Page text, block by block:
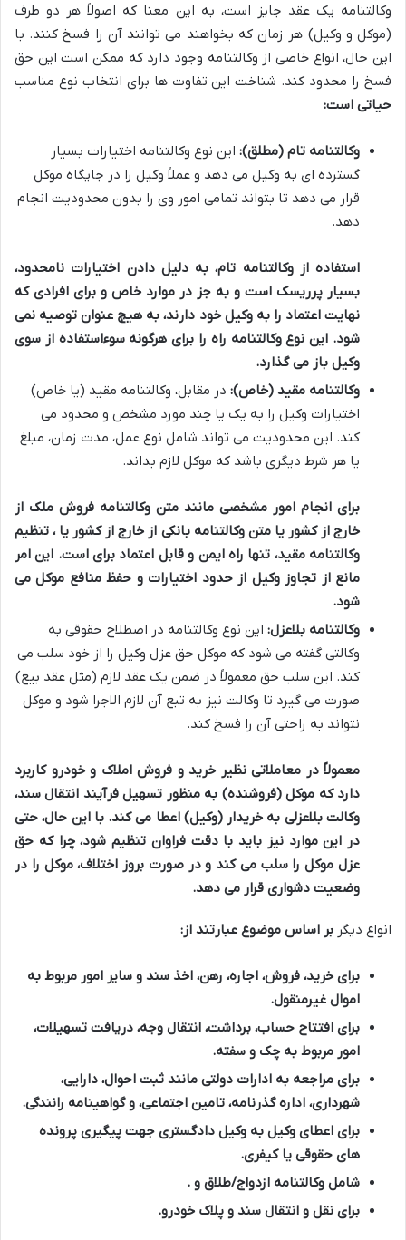
وکالتنامه یک عقد جایز است، به این معنا که اصولاً هر دو طرف
(موکل و وکیل) هر زمان که بخواهند می توانند آن را فسخ کنند. با
این حال، انواع خاصی از وکالتنامه وجود دارد که ممکن است این حق
فسخ را محدود کند. شناخت این تفاوت ها برای انتخاب نوع مناسب
حیاتی است:
وکالتنامه تام (مطلق): این نوع وکالتنامه اختیارات بسیار
گسترده ای به وکیل می دهد و عملاً وکیل را در جایگاه موکل
قرار می دهد تا بتواند تمامی امور وی را بدون محدودیت انجام
دهد.
استفاده از وکالتنامه تام، به دلیل دادن اختیارات نامحدود،
بسیار پرریسک است و به جز در موارد خاص و برای افرادی که
نهایت اعتماد را به وکیل خود دارند، به هیچ عنوان توصیه نمی
شود. این نوع وکالتنامه راه را برای هرگونه سوءاستفاده از سوی
وکیل باز می گذارد.
وکالتنامه مقید (خاص): در مقابل، وکالتنامه مقید (یا خاص)
اختیارات وکیل را به یک یا چند مورد مشخص و محدود می
کند. این محدودیت می تواند شامل نوع عمل، مدت زمان، مبلغ
یا هر شرط دیگری باشد که موکل لازم بداند.
برای انجام امور مشخصی مانند متن وکالتنامه فروش ملک از
خارج از کشور یا متن وکالتنامه بانکی از خارج از کشور یا ، تنظیم
وکالتنامه مقید، تنها راه ایمن و قابل اعتماد برایاست. این امر
مانع از تجاوز وکیل از حدود اختیارات و حفظ منافع موکل می
شود.
وکالتنامه بلاعزل: این نوع وکالتنامه در اصطلاح حقوقی به
وکالتی گفته می شود که موکل حق عزل وکیل را از خود سلب می
کند. این سلب حق معمولاً در ضمن یک عقد لازم (مثل عقد بیع)
صورت می گیرد تا وکالت نیز به تبع آن لازم الاجرا شود و موکل
نتواند به راحتی آن را فسخ کند.
معمولاً در معاملاتی نظیر خرید و فروش املاک و خودرو کاربرد
دارد که موکل (فروشنده) به منظور تسهیل فرآیند انتقال سند،
وکالت بلاعزلی به خریدار (وکیل) اعطا می کند. با این حال، حتی
در این موارد نیز باید با دقت فراوان تنظیم شود، چرا که حق
عزل موکل را سلب می کند و در صورت بروز اختلاف، موکل را در
وضعیت دشواری قرار می دهد.
انواع دیگر بر اساس موضوع عبارتند از:
برای خرید، فروش، اجاره، رهن، اخذ سند و سایر امور مربوط به
اموال غیرمنقول.
برای افتتاح حساب، برداشت، انتقال وجه، دریافت تسهیلات،
امور مربوط به چک و سفته.
برای مراجعه به ادارات دولتی مانند ثبت احوال، دارایی،
شهرداری، اداره گذرنامه، تامین اجتماعی، و گواهینامه رانندگی.
برای اعطای وکیل به وکیل دادگستری جهت پیگیری پرونده
های حقوقی یا کیفری.
شامل وکالتنامه ازدواج/طلاق و .
برای نقل و انتقال سند و پلاک خودرو.